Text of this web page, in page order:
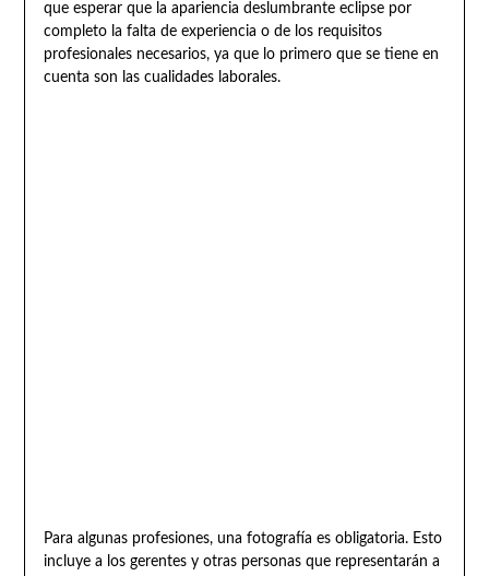
que esperar que la apariencia deslumbrante eclipse por
completo la falta de experiencia o de los requisitos
profesionales necesarios, ya que lo primero que se tiene en
cuenta son las cualidades laborales.
Para algunas profesiones, una fotografía es obligatoria. Esto
incluye a los gerentes y otras personas que representarán a